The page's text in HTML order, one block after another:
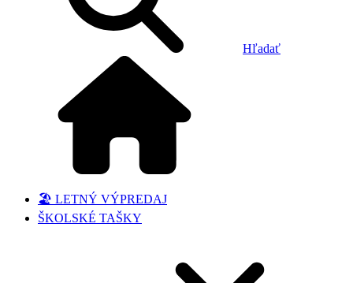
Hľadať
🏖️ LETNÝ VÝPREDAJ
ŠKOLSKÉ TAŠKY